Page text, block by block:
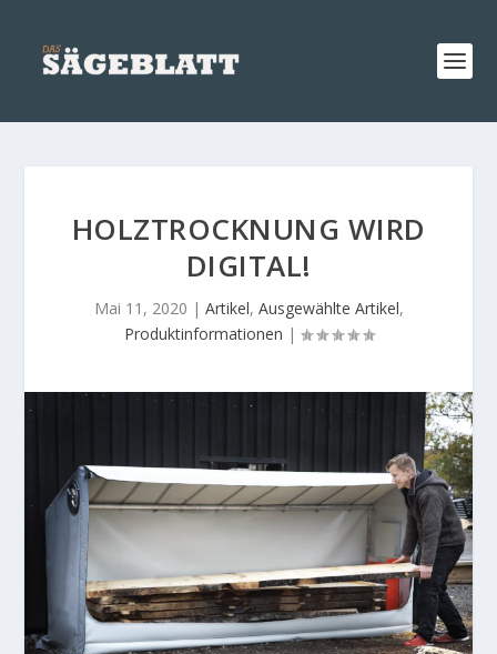
HOLZTROCKNUNG WIRD
DIGITAL!
Mai 11, 2020 | Artikel, Ausgewählte Artikel,
Produktinformationen |